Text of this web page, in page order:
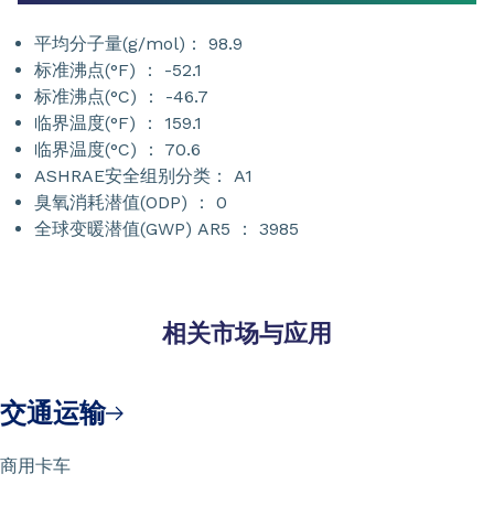
平均分子量(g/mol)： 98.9
标准沸点(°F) ： -52.1
标准沸点(°C) ： -46.7
临界温度(°F) ： 159.1
临界温度(°C) ： 70.6
ASHRAE安全组别分类： A1
臭氧消耗潜值(ODP) ： 0
全球变暖潜值(GWP) AR5 ： 3985
相关市场与应用
交通运输
商用卡车